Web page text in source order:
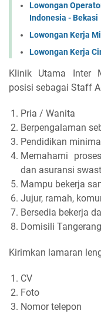
Lowongan
Indonesia - Bekasi
Lowongan Kerja
Lowongan Kerja
Klinik Utama Inter
posisi sebagai Staff
Pria / Wanita
Berpengalaman
Pendidikan
Memahami
dan asuransi
Mampu bekerja
Jujur, ramah,
Bersedia bekerja
Domisili Tangerang
Kirimkan lamaran
CV
Foto
Nomor telepon